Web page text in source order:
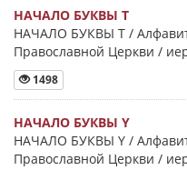
НАЧАЛО БУКВЫ Τ
НАЧАЛО БУКВЫ Τ /
Православной Церкви /
1498
НАЧАЛО БУКВЫ Y
НАЧАЛО БУКВЫ Y /
Православной Церкви /